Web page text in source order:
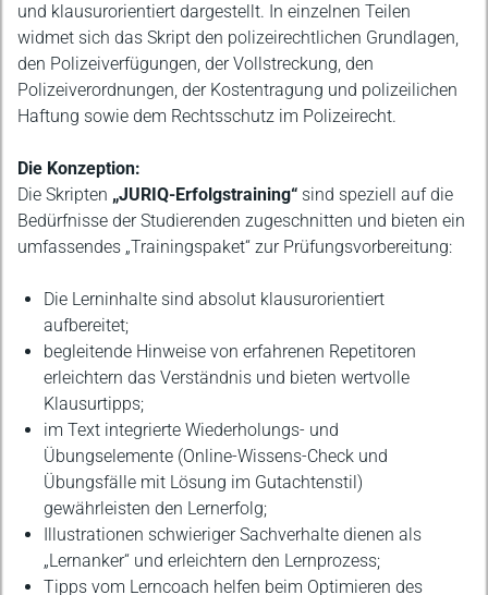
und klausurorientiert dargestellt. In einzelnen Teilen
widmet sich das Skript den polizeirechtlichen Grundlagen,
den Polizeiverfügungen, der Vollstreckung, den
Polizeiverordnungen, der Kostentragung und polizeilichen
Haftung sowie dem Rechtsschutz im Polizeirecht.
Die Konzeption:
Die Skripten „JURIQ-Erfolgstraining“ sind speziell auf die
Bedürfnisse der Studierenden zugeschnitten und bieten ein
umfassendes „Trainingspaket“ zur Prüfungsvorbereitung:
Die Lerninhalte sind absolut klausurorientiert
aufbereitet;
begleitende Hinweise von erfahrenen Repetitoren
erleichtern das Verständnis und bieten wertvolle
Klausurtipps;
im Text integrierte Wiederholungs- und
Übungselemente (Online-Wissens-Check und
Übungsfälle mit Lösung im Gutachtenstil)
gewährleisten den Lernerfolg;
Illustrationen schwieriger Sachverhalte dienen als
„Lernanker“ und erleichtern den Lernprozess;
Tipps vom Lerncoach helfen beim Optimieren des